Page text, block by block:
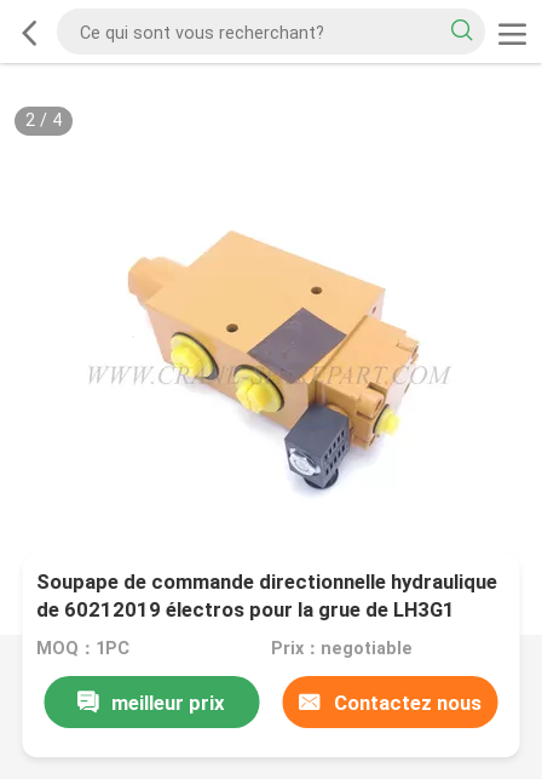
2/ 4
Soupape de commande directionnelle hydraulique
de 60212019 électros pour la grue de LH3G1
SANY
MOQ：1PC Prix：negotiable
meilleur prix Contactez nous